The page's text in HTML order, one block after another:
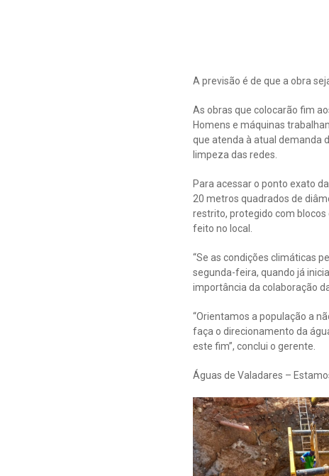
A previsão é de que a obra
As obras que colocarão fim
Homens e máquinas
que atenda à atual demanda
limpeza das redes.
Para acessar o ponto exato
20 metros quadrados de
restrito, protegido com
feito no local.
“Se as condições climáticas
segunda-feira, quando já
importância da colaboração
“Orientamos a população a
faça o direcionamento da
este fim”, conclui o gerente.
Águas de Valadares –